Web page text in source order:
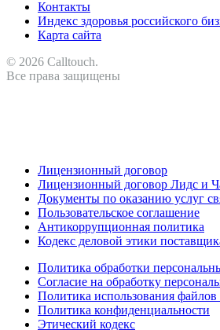
Контакты
Индекс здоровья российского
Карта сайта
© 2026 Calltouch.
Все права защищены
Лицензионный договор
Лицензионный договор Лидс и
Документы по оказанию услуг
Пользовательское соглашение
Антикоррупционная политика
Кодекс деловой этики
Политика обработки
Согласие на обработку
Политика использования файлов
Политика конфиденциальности
Этический кодекс